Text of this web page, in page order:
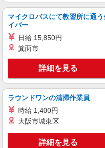
円 扶養無
ども手当
規定有
キープ
派遣社員
株式会社テクノ・サービス/お仕
時給1150
収例）（残
す） 交通
群馬県邑
キープ
派遣社員
株式会社テクノ・サービス/お仕
マイクロバスにて教習所に通
イバー
日給 15,850円
箕面市
詳細を見る
ラウンドワンの清掃作業員
時給 1,400円
大阪市城東区
詳細を見る